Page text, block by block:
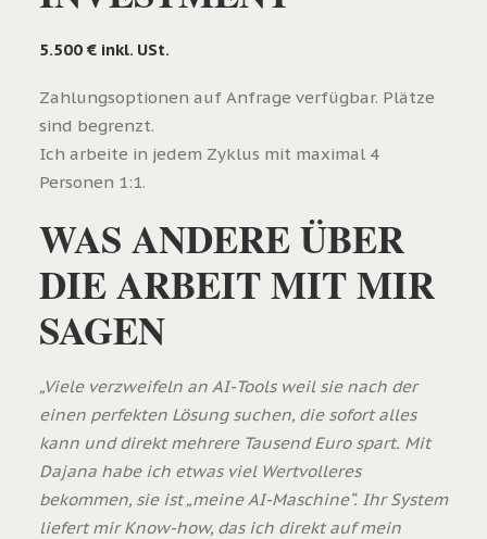
5.500 € inkl. USt.
Zahlungsoptionen auf Anfrage verfügbar. Plätze
sind begrenzt.
Ich arbeite in jedem Zyklus mit maximal 4
Personen 1:1.
WAS ANDERE ÜBER
DIE ARBEIT MIT MIR
SAGEN
„Viele verzweifeln an AI-Tools weil sie nach der
einen perfekten Lösung suchen, die sofort alles
kann und direkt mehrere Tausend Euro spart. Mit
Dajana habe ich etwas viel Wertvolleres
bekommen, sie ist „meine AI-Maschine“. Ihr System
liefert mir Know-how, das ich direkt auf mein